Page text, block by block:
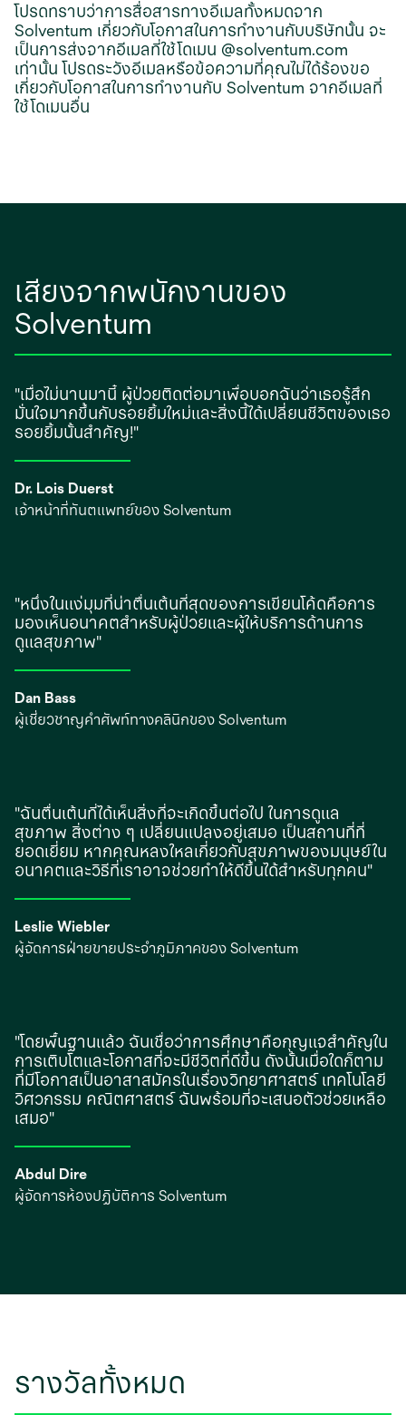
โปรดทราบว่าการสื่อสารทางอีเมลทั้งหมดจาก
Solventum เกี่ยวกับโอกาสในการทำงานกับบริษัทนั้น จะ
เป็นการส่งจากอีเมลที่ใช้โดเมน @solventum.com
เท่านั้น โปรดระวังอีเมลหรือข้อความที่คุณไม่ได้ร้องขอ
เกี่ยวกับโอกาสในการทำงานกับ Solventum จากอีเมลที่
ใช้โดเมนอื่น
เสียงจากพนักงานของ
Solventum
"เมื่อไม่นานมานี้ ผู้ป่วยติดต่อมาเพื่อบอกฉันว่าเธอรู้สึก
มั่นใจมากขึ้นกับรอยยิ้มใหม่และสิ่งนี้ได้เปลี่ยนชีวิตของเธอ
รอยยิ้มนั้นสําคัญ!"
Dr. Lois Duerst
เจ้าหน้าที่ทันตแพทย์ของ Solventum
"หนึ่งในแง่มุมที่น่าตื่นเต้นที่สุดของการเขียนโค้ดคือการ
มองเห็นอนาคตสําหรับผู้ป่วยและผู้ให้บริการด้านการ
ดูแลสุขภาพ"
Dan Bass
ผู้เชี่ยวชาญคําศัพท์ทางคลินิกของ Solventum
"ฉันตื่นเต้นที่ได้เห็นสิ่งที่จะเกิดขึ้นต่อไป ในการดูแล
สุขภาพ สิ่งต่าง ๆ เปลี่ยนแปลงอยู่เสมอ เป็นสถานที่ที่
ยอดเยี่ยม หากคุณหลงใหลเกี่ยวกับสุขภาพของมนุษย์ใน
อนาคตและวิธีที่เราอาจช่วยทำให้ดีขึ้นได้สําหรับทุกคน"
Leslie Wiebler
ผู้จัดการฝ่ายขายประจําภูมิภาคของ Solventum
"โดยพื้นฐานแล้ว ฉันเชื่อว่าการศึกษาคือกุญแจสําคัญใน
การเติบโตและโอกาสที่จะมีชีวิตที่ดีขึ้น ดังนั้นเมื่อใดก็ตาม
ที่มีโอกาสเป็นอาสาสมัครในเรื่องวิทยาศาสตร์ เทคโนโลยี
วิศวกรรม คณิตศาสตร์ ฉันพร้อมที่จะเสนอตัวช่วยเหลือ
เสมอ"
Abdul Dire
ผู้จัดการห้องปฏิบัติการ Solventum
รางวัลทั้งหมด